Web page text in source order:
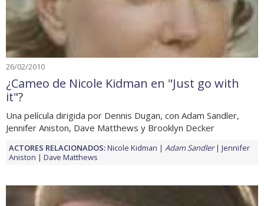
26/02/2010
¿Cameo de Nicole Kidman en "Just go with
it"?
Una película dirigida por Dennis Dugan, con Adam Sandler,
Jennifer Aniston, Dave Matthews y Brooklyn Decker
ACTORES RELACIONADOS:Nicole Kidman Adam Sandler
Jennifer
Aniston
Dave Matthews